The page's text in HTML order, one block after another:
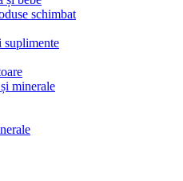
schimbat
suplimente
minerale